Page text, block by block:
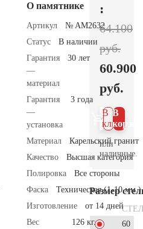
О памятнике
Артикул
№ AM2632
Статус
В наличии
Гарантия
—
материал
30 лет
Гарантия
—
установка
3 года
Материал
Карельский гранит
Качество
Высшая категория
Полировка
Все стороны
Фаска
Техническая (1-10 мм.)
Изготовление
от 14 дней
Вес
126 кг.
:
64.100
руб.
60.900
руб.
В
В 1
клик
или
наличные.
Размер
60